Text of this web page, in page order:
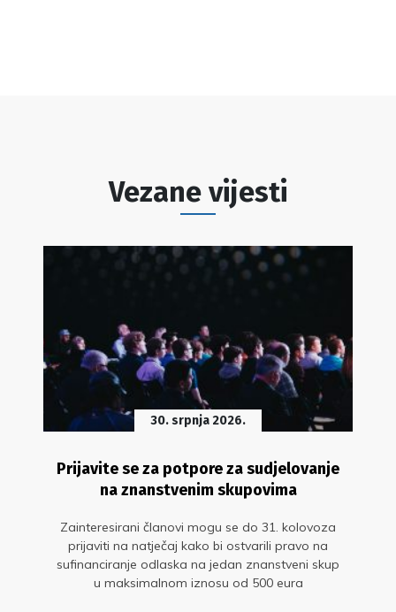
Vezane vijesti
30. srpnja 2026.
Prijavite se za potpore za sudjelovanje
na znanstvenim skupovima
Zainteresirani članovi mogu se do 31. kolovoza
prijaviti na natječaj kako bi ostvarili pravo na
sufinanciranje odlaska na jedan znanstveni skup
u maksimalnom iznosu od 500 eura